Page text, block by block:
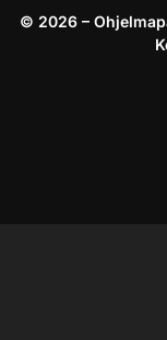
© 2026 –